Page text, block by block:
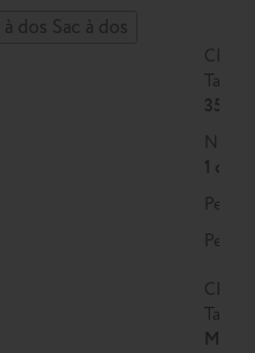
Sac à dos
CP
Taille
35 cm
Nbre
1 ou 2
Peut
Peut
CP
Taille
M